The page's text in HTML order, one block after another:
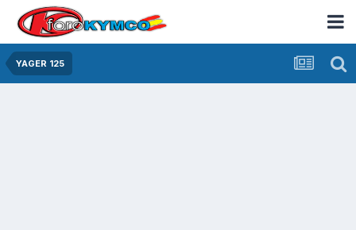
YAGER 125